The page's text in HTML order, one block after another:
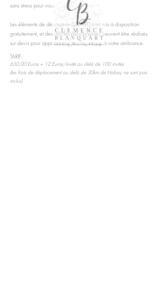
sans stress pour vous.
Les éléments de décoration CBWPD sont mis à disposition
gratuitement, et des articles personnalisés peuvent être réalisés
sur devis pour apporter une touche unique à votre ambiance.
TARIF:
650,00 Euros + 12 Euros/invité au delà de 100 invités
(les frais de déplacement au delà de 30km de Habay ne sont pas
inclus)